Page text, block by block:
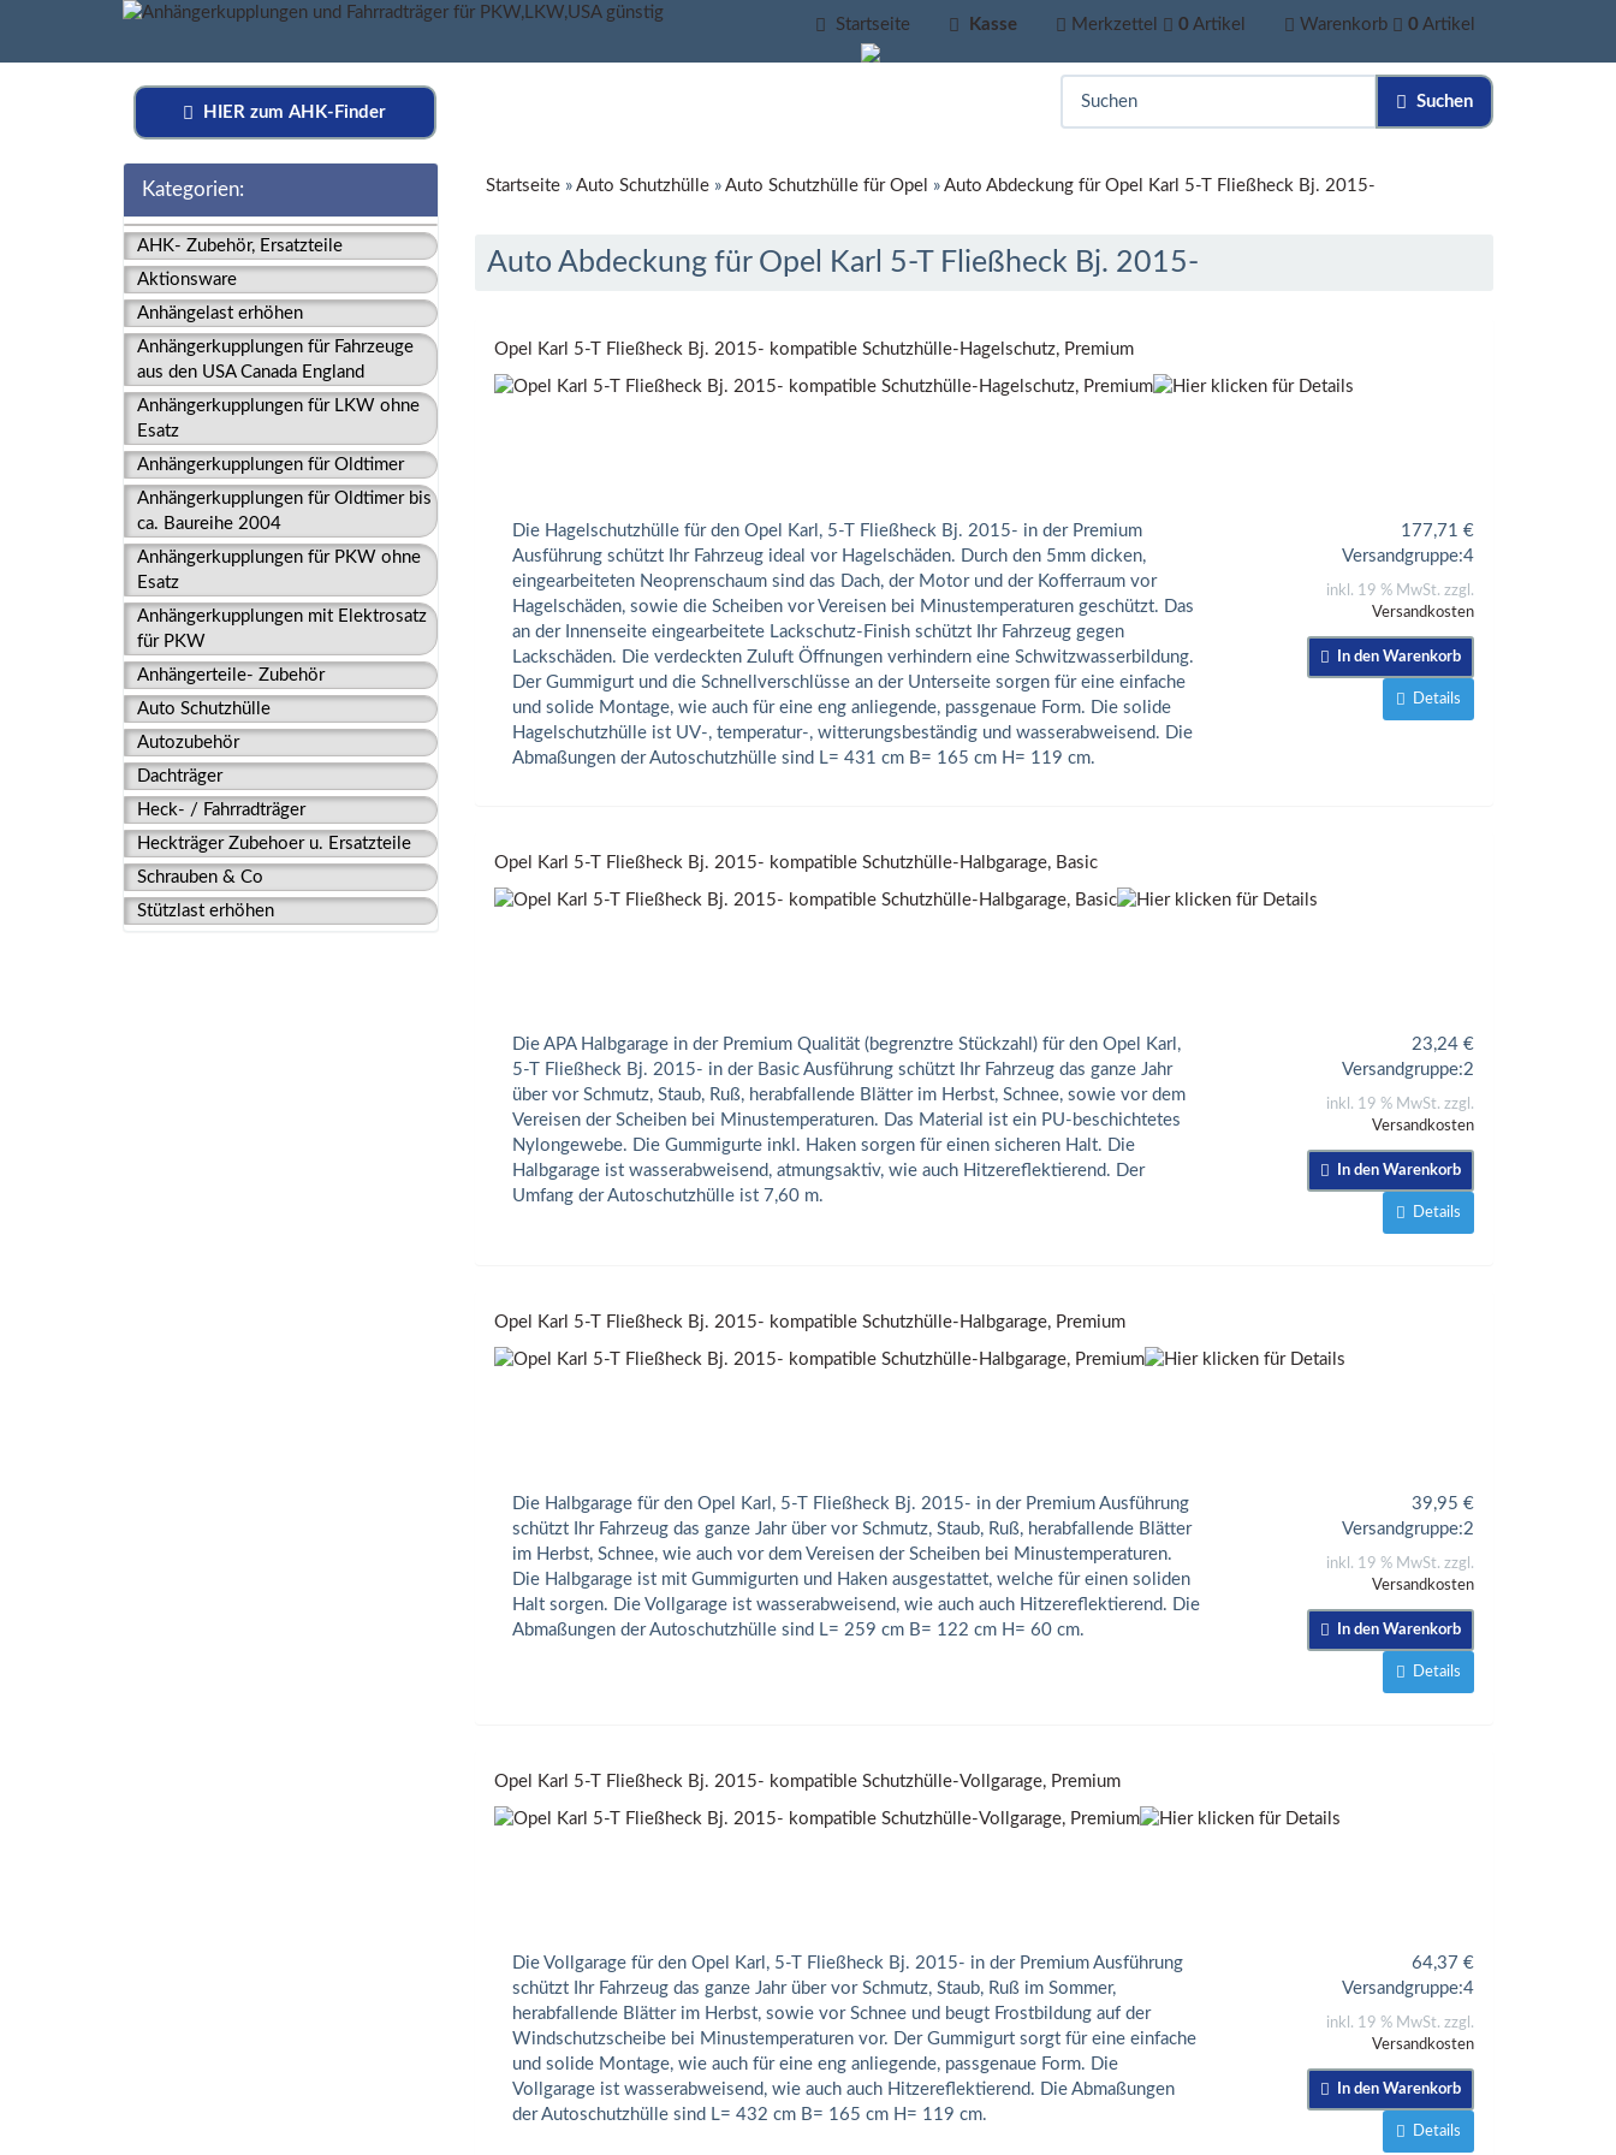
Startseite Kasse Merkzettel 0 Artikel Warenkorb 0 Artikel
Suchen
HIER zum AHK-Finder
Kategorien:
AHK- Zubehör, Ersatzteile
Aktionsware
Anhängelast erhöhen
Anhängerkupplungen für Fahrzeuge
aus den USA Canada England
Anhängerkupplungen für LKW ohne
Esatz
Anhängerkupplungen für Oldtimer
Anhängerkupplungen für Oldtimer bis
ca. Baureihe 2004
Anhängerkupplungen für PKW ohne
Esatz
Anhängerkupplungen mit Elektrosatz
für PKW
Anhängerteile- Zubehör
Auto Schutzhülle
Autozubehör
Dachträger
Heck- / Fahrradträger
Heckträger Zubehoer u. Ersatzteile
Schrauben & Co
Stützlast erhöhen
Startseite» Auto Schutzhülle» Auto Schutzhülle für Opel » Auto Abdeckung für Opel Karl 5-T Fließheck Bj. 2015-
Auto Abdeckung für Opel Karl 5-T Fließheck Bj. 2015-
Opel Karl 5-T Fließheck Bj. 2015- kompatible Schutzhülle-Hagelschutz, Premium
Die Hagelschutzhülle für den Opel Karl, 5-T Fließheck Bj. 2015- in der Premium
Ausführung schützt Ihr Fahrzeug ideal vor Hagelschäden. Durch den 5mm dicken,
eingearbeiteten Neoprenschaum sind das Dach, der Motor und der Kofferraum vor
Hagelschäden, sowie die Scheiben vor Vereisen bei Minustemperaturen geschützt. Das
an der Innenseite eingearbeitete Lackschutz-Finish schützt Ihr Fahrzeug gegen
Lackschäden. Die verdeckten Zuluft Öffnungen verhindern eine Schwitzwasserbildung.
Der Gummigurt und die Schnellverschlüsse an der Unterseite sorgen für eine einfache
und solide Montage, wie auch für eine eng anliegende, passgenaue Form. Die solide
Hagelschutzhülle ist UV-, temperatur-, witterungsbeständig und wasserabweisend. Die
Abmaßungen der Autoschutzhülle sind L= 431 cm B= 165 cm H= 119 cm.
177,71 €
Versandgruppe:4
inkl. 19 % MwSt. zzgl.
Versandkosten
In den Warenkorb
Details
Opel Karl 5-T Fließheck Bj. 2015- kompatible Schutzhülle-Halbgarage, Basic
Die APA Halbgarage in der Premium Qualität (begrenztre Stückzahl) für den Opel Karl,
5-T Fließheck Bj. 2015- in der Basic Ausführung schützt Ihr Fahrzeug das ganze Jahr
über vor Schmutz, Staub, Ruß, herabfallende Blätter im Herbst, Schnee, sowie vor dem
Vereisen der Scheiben bei Minustemperaturen. Das Material ist ein PU-beschichtetes
Nylongewebe. Die Gummigurte inkl. Haken sorgen für einen sicheren Halt. Die
Halbgarage ist wasserabweisend, atmungsaktiv, wie auch Hitzereflektierend. Der
Umfang der Autoschutzhülle ist 7,60 m.
23,24 €
Versandgruppe:2
inkl. 19 % MwSt. zzgl.
Versandkosten
In den Warenkorb
Details
Opel Karl 5-T Fließheck Bj. 2015- kompatible Schutzhülle-Halbgarage, Premium
Die Halbgarage für den Opel Karl, 5-T Fließheck Bj. 2015- in der Premium Ausführung
schützt Ihr Fahrzeug das ganze Jahr über vor Schmutz, Staub, Ruß, herabfallende Blätter
im Herbst, Schnee, wie auch vor dem Vereisen der Scheiben bei Minustemperaturen.
Die Halbgarage ist mit Gummigurten und Haken ausgestattet, welche für einen soliden
Halt sorgen. Die Vollgarage ist wasserabweisend, wie auch auch Hitzereflektierend. Die
Abmaßungen der Autoschutzhülle sind L= 259 cm B= 122 cm H= 60 cm.
39,95 €
Versandgruppe:2
inkl. 19 % MwSt. zzgl.
Versandkosten
In den Warenkorb
Details
Opel Karl 5-T Fließheck Bj. 2015- kompatible Schutzhülle-Vollgarage, Premium
Die Vollgarage für den Opel Karl, 5-T Fließheck Bj. 2015- in der Premium Ausführung
schützt Ihr Fahrzeug das ganze Jahr über vor Schmutz, Staub, Ruß im Sommer,
herabfallende Blätter im Herbst, sowie vor Schnee und beugt Frostbildung auf der
Windschutzscheibe bei Minustemperaturen vor. Der Gummigurt sorgt für eine einfache
und solide Montage, wie auch für eine eng anliegende, passgenaue Form. Die
Vollgarage ist wasserabweisend, wie auch auch Hitzereflektierend. Die Abmaßungen
der Autoschutzhülle sind L= 432 cm B= 165 cm H= 119 cm.
64,37 €
Versandgruppe:4
inkl. 19 % MwSt. zzgl.
Versandkosten
In den Warenkorb
Details